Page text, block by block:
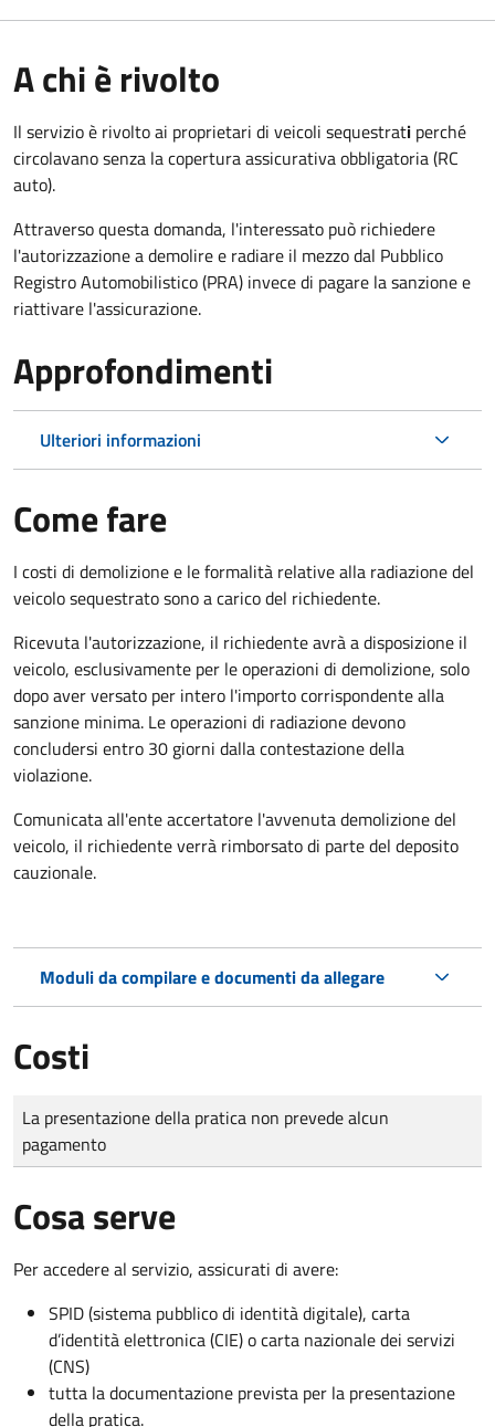
A chi è rivolto
Il servizio è rivolto ai proprietari di veicoli sequestrati perché
circolavano senza la copertura assicurativa obbligatoria (RC
auto).
Attraverso questa domanda, l'interessato può richiedere
l'autorizzazione a demolire e radiare il mezzo dal Pubblico
Registro Automobilistico (PRA) invece di pagare la sanzione e
riattivare l'assicurazione.
Approfondimenti
Ulteriori informazioni
Come fare
I costi di demolizione e le formalità relative alla radiazione del
veicolo sequestrato sono a carico del richiedente.
Ricevuta l'autorizzazione, il richiedente avrà a disposizione il
veicolo, esclusivamente per le operazioni di demolizione, solo
dopo aver versato per intero l'importo corrispondente alla
sanzione minima. Le operazioni di radiazione devono
concludersi entro 30 giorni dalla contestazione della
violazione.
Comunicata all'ente accertatore l'avvenuta demolizione del
veicolo, il richiedente verrà rimborsato di parte del deposito
cauzionale.
Moduli da compilare e documenti da allegare
Costi
Tipo di pagamento
Importo
La presentazione della pratica non prevede alcun
pagamento
Cosa serve
Per accedere al servizio, assicurati di avere:
SPID (sistema pubblico di identità digitale), carta
d’identità elettronica (CIE) o carta nazionale dei servizi
(CNS)
tutta la documentazione prevista per la presentazione
della pratica.